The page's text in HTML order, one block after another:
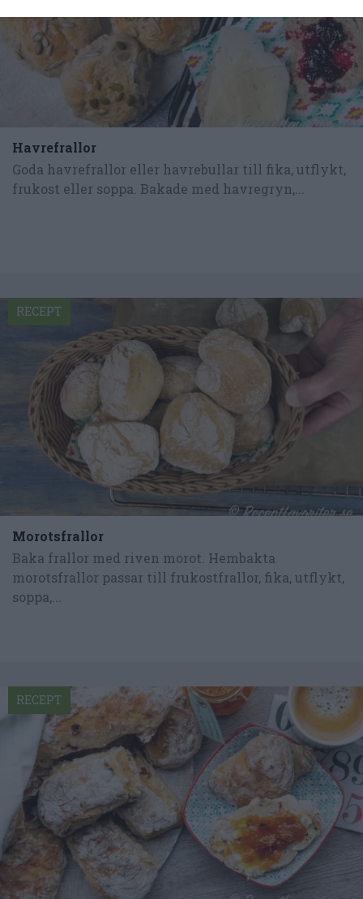
Havrefrallor
Goda havrefrallor eller havrebullar till fika, utflykt,
frukost eller soppa. Bakade med havregryn,...
Morotsfrallor
Baka frallor med riven morot. Hembakta
morotsfrallor passar till frukostfrallor, fika, utflykt,
soppa,...
RECEPT
RECEPT